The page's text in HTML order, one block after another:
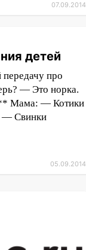
07.09.2014
детей
про
— Это норка.
Мама: — Котики
— Свинки
05.09.2014